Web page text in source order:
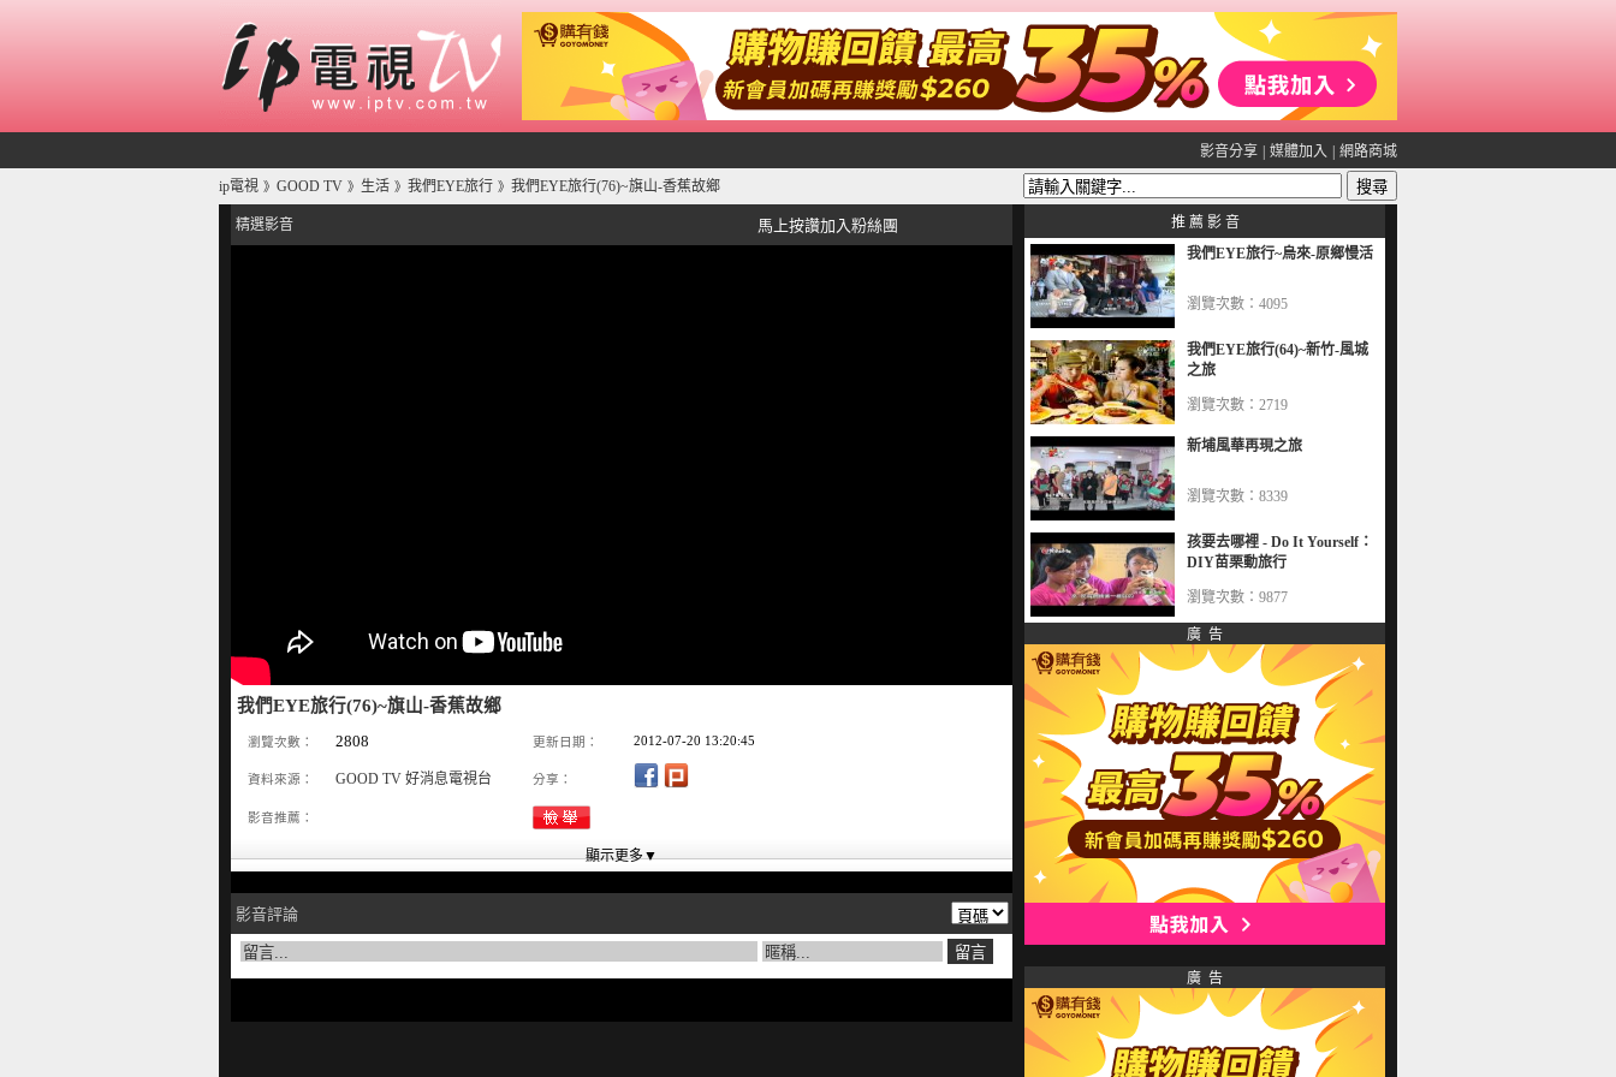
影音分享 媒體加入 網路商城
ip電視 》 GOOD TV 》 生活 》 我們EYE旅行 》 我們EYE旅行(76)~旗山-香蕉故鄉
精選影音 馬上按讚加入粉絲團
我們EYE旅行(76)~旗山-香蕉故鄉
瀏覽次數： 2808 更新日期： 2012-07-20 13:20:45
資料來源： GOOD TV 好消息電視台 分享：
影音推薦：
影音評論
推 薦 影 音
我們EYE旅行~烏來-原鄉慢活
瀏覽次數：4095
我們EYE旅行(64)~新竹-風城
之旅
瀏覽次數：2719
新埔風華再現之旅
瀏覽次數：8339
孩要去哪裡 - Do It Yourself：
DIY苗栗動旅行
瀏覽次數：9877
廣 告
廣 告